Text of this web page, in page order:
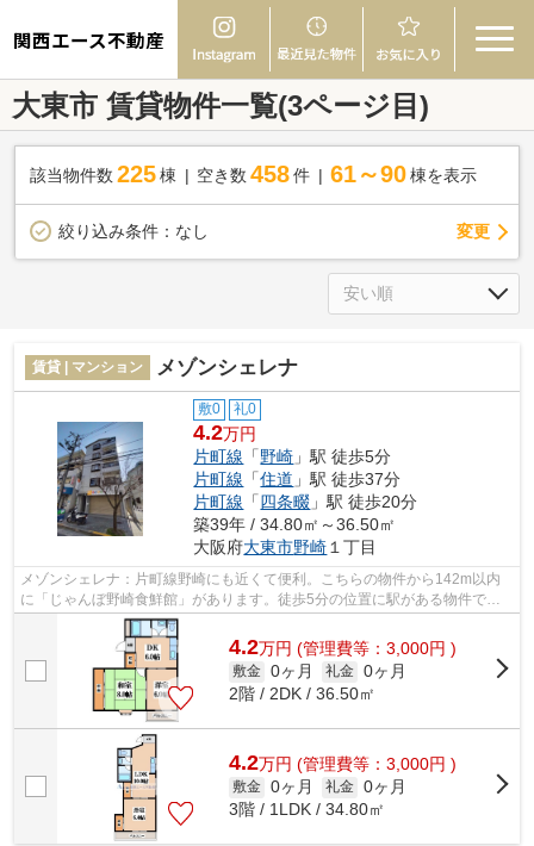
関西エース不動産
大東市 賃貸物件一覧(3ページ目)
該当物件数 225棟 空き数 458 件 61～90 棟を表示
絞り込み条件： なし 変更
賃貸 | マンション メゾンシェレナ
敷0 礼0
4.2万円
片町線 「野崎 」駅 徒歩5分
片町線 「住道 」駅 徒歩37分
片町線 「四条畷 」駅 徒歩20分
築39年 / 34.80㎡～36.50㎡
大阪府大東市野崎 １丁目
メゾンシェレナ：片町線野崎にも近くて便利。こちらの物件から142m以内
に「じゃんぼ野崎食鮮館」があります。徒歩5分の位置に駅がある物件で
す。こちらの物件はマンションです。大東市...
4.2万円 (管理費等：3,000円 )
敷金 0ヶ月 礼金 0ヶ月
2階 / 2DK / 36.50㎡
4.2万円 (管理費等：3,000円 )
敷金 0ヶ月 礼金 0ヶ月
3階 / 1LDK / 34.80㎡